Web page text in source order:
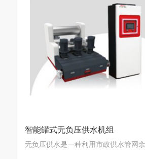
智能罐式无负压供水机组